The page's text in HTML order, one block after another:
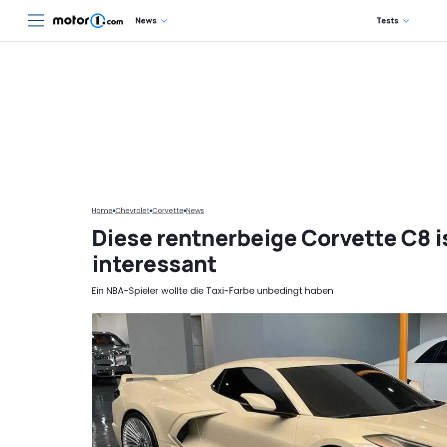
News Tests
Home Chevrolet Corvette News
Diese rentnerbeige Corvette C8
interessant
Ein NBA-Spieler wollte die Taxi-Farbe unbedingt haben